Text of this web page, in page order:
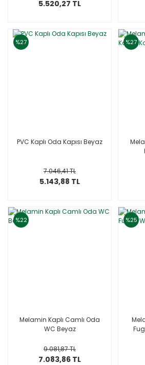
5.520,27 TL
%27
PVC Kaplı Oda Kapısı Beyaz
7.046,41 TL
5.143,88 TL
%27
%22
Melamin Kaplı Camlı Oda
WC Beyaz
9.081,87 TL
7.083,86 TL
%25